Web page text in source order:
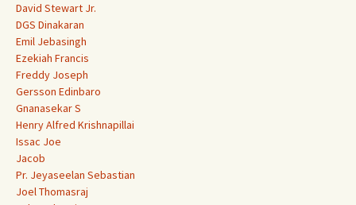
David Stewart Jr.
DGS Dinakaran
Emil Jebasingh
Ezekiah Francis
Freddy Joseph
Gersson Edinbaro
Gnanasekar S
Henry Alfred Krishnapillai
Issac Joe
Jacob
Pr. Jeyaseelan Sebastian
Joel Thomasraj